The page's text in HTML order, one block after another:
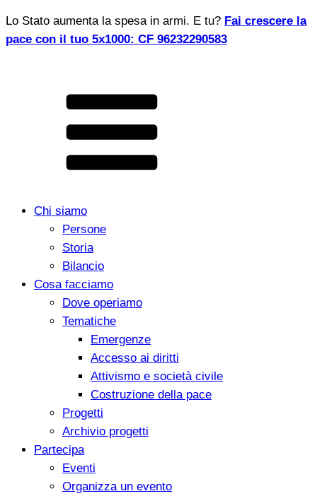
Lo Stato aumenta la spesa in armi. E tu? Fai crescere la
pace con il tuo 5x1000: CF 96232290583
Chi siamo
Persone
Storia
Bilancio
Cosa facciamo
Dove operiamo
Tematiche
Emergenze
Accesso ai diritti
Attivismo e società civile
Costruzione della pace
Progetti
Archivio progetti
Partecipa
Eventi
Organizza un evento